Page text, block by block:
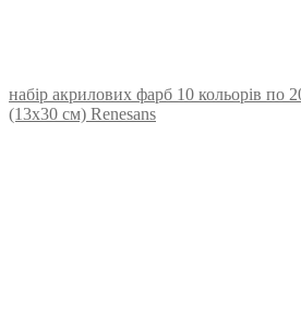
набір акрилових фарб 10 кольорів по
(13х30 см) Renesans